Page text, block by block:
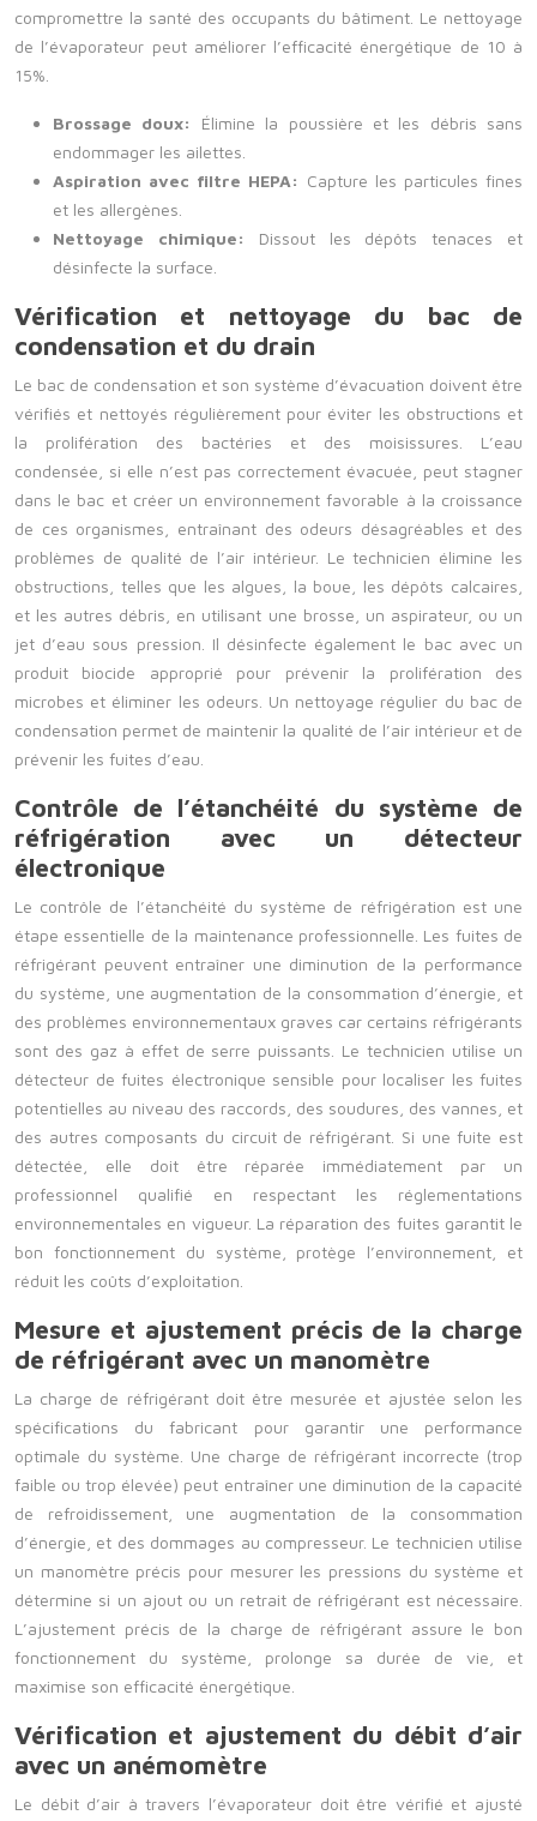
compromettre la santé des occupants du bâtiment. Le nettoyage
de l’évaporateur peut améliorer l’efficacité énergétique de 10 à
15%.
Brossage doux: Élimine la poussière et les débris sans
endommager les ailettes.
Aspiration avec filtre HEPA: Capture les particules fines
et les allergènes.
Nettoyage chimique: Dissout les dépôts tenaces et
désinfecte la surface.
Vérification et nettoyage du bac de
condensation et du drain
Le bac de condensation et son système d’évacuation doivent être
vérifiés et nettoyés régulièrement pour éviter les obstructions et
la prolifération des bactéries et des moisissures. L’eau
condensée, si elle n’est pas correctement évacuée, peut stagner
dans le bac et créer un environnement favorable à la croissance
de ces organismes, entraînant des odeurs désagréables et des
problèmes de qualité de l’air intérieur. Le technicien élimine les
obstructions, telles que les algues, la boue, les dépôts calcaires,
et les autres débris, en utilisant une brosse, un aspirateur, ou un
jet d’eau sous pression. Il désinfecte également le bac avec un
produit biocide approprié pour prévenir la prolifération des
microbes et éliminer les odeurs. Un nettoyage régulier du bac de
condensation permet de maintenir la qualité de l’air intérieur et de
prévenir les fuites d’eau.
Contrôle de l’étanchéité du système de
réfrigération avec un détecteur
électronique
Le contrôle de l’étanchéité du système de réfrigération est une
étape essentielle de la maintenance professionnelle. Les fuites de
réfrigérant peuvent entraîner une diminution de la performance
du système, une augmentation de la consommation d’énergie, et
des problèmes environnementaux graves car certains réfrigérants
sont des gaz à effet de serre puissants. Le technicien utilise un
détecteur de fuites électronique sensible pour localiser les fuites
potentielles au niveau des raccords, des soudures, des vannes, et
des autres composants du circuit de réfrigérant. Si une fuite est
détectée, elle doit être réparée immédiatement par un
professionnel qualifié en respectant les réglementations
environnementales en vigueur. La réparation des fuites garantit le
bon fonctionnement du système, protège l’environnement, et
réduit les coûts d’exploitation.
Mesure et ajustement précis de la charge
de réfrigérant avec un manomètre
La charge de réfrigérant doit être mesurée et ajustée selon les
spécifications du fabricant pour garantir une performance
optimale du système. Une charge de réfrigérant incorrecte (trop
faible ou trop élevée) peut entraîner une diminution de la capacité
de refroidissement, une augmentation de la consommation
d’énergie, et des dommages au compresseur. Le technicien utilise
un manomètre précis pour mesurer les pressions du système et
détermine si un ajout ou un retrait de réfrigérant est nécessaire.
L’ajustement précis de la charge de réfrigérant assure le bon
fonctionnement du système, prolonge sa durée de vie, et
maximise son efficacité énergétique.
Vérification et ajustement du débit d’air
avec un anémomètre
Le débit d’air à travers l’évaporateur doit être vérifié et ajusté